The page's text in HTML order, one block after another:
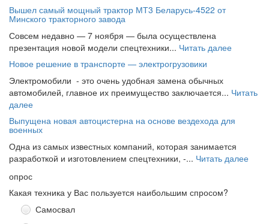
Вышел самый мощный трактор МТ3 Беларусь-4522 от
Минского тракторного завода
Совсем недавно — 7 ноября — была осуществлена
презентация новой модели спецтехники... Читать далее
Новое решение в транспорте — электрогрузовики
Электромобили - это очень удобная замена обычных
автомобилей, главное их преимущество заключается... Читать
далее
Выпущена новая автоцистерна на основе вездехода для
военных
Одна из самых известных компаний, которая занимается
разработкой и изготовлением спецтехники, -... Читать далее
опрос
Какая техника у Вас пользуется наибольшим спросом?
Самосвал